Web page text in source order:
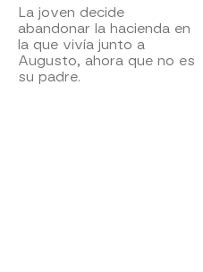
La joven decide
abandonar la hacienda en
la que vivía junto a
Augusto, ahora que no es
su padre.